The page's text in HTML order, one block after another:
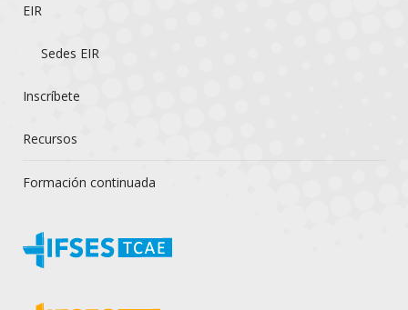
EIR
Sedes EIR
Inscríbete
Recursos
Formación continuada